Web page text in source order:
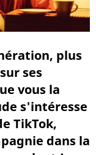
plus
ses
vous la
s'intéresse
TikTok,
dans la